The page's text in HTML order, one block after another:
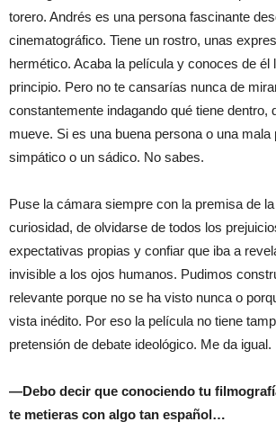
torero. Andrés es una persona fascinante
cinematográfico. Tiene un rostro, unas
hermético. Acaba la película y conoces de él
principio. Pero no te cansarías nunca de
constantemente indagando qué tiene dentro,
mueve. Si es una buena persona o una mala
simpático o un sádico. No sabes.
Puse la cámara siempre con la premisa de
curiosidad, de olvidarse de todos los
expectativas propias y confiar que iba a
invisible a los ojos humanos. Pudimos
relevante porque no se ha visto nunca o
vista inédito. Por eso la película no tiene
pretensión de debate ideológico. Me da igual.
—Debo decir que conociendo tu
te metieras con algo tan español…